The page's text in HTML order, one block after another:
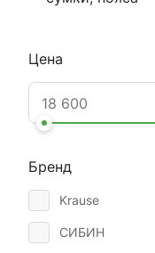
Цена
Бренд
Krause
СИБИН